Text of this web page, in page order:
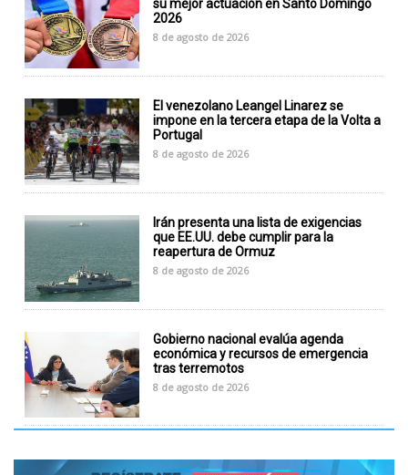
su mejor actuación en Santo Domingo
2026
8 de agosto de 2026
El venezolano Leangel Linarez se
impone en la tercera etapa de la Volta a
Portugal
8 de agosto de 2026
Irán presenta una lista de exigencias
que EE.UU. debe cumplir para la
reapertura de Ormuz
8 de agosto de 2026
Gobierno nacional evalúa agenda
económica y recursos de emergencia
tras terremotos
8 de agosto de 2026